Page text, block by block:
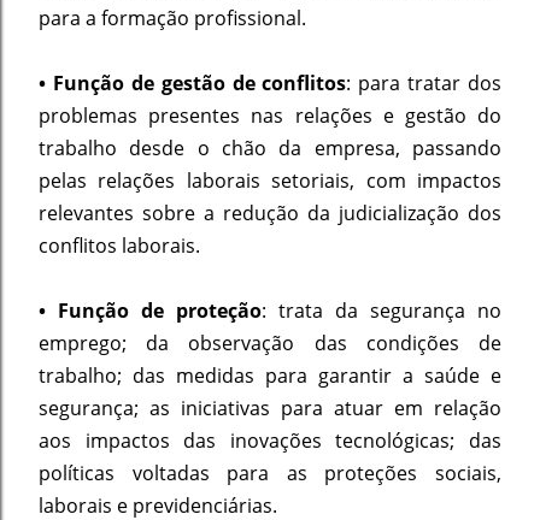
para a formação profissional.
• Função de gestão de conflitos: para tratar dos
problemas presentes nas relações e gestão do
trabalho desde o chão da empresa, passando
pelas relações laborais setoriais, com impactos
relevantes sobre a redução da judicialização dos
conflitos laborais.
• Função de proteção: trata da segurança no
emprego; da observação das condições de
trabalho; das medidas para garantir a saúde e
segurança; as iniciativas para atuar em relação
aos impactos das inovações tecnológicas; das
políticas voltadas para as proteções sociais,
laborais e previdenciárias.